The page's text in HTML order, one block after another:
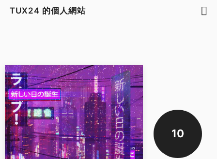
TUX24 的個人網站
10